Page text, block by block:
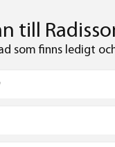
till
som finns ledigt